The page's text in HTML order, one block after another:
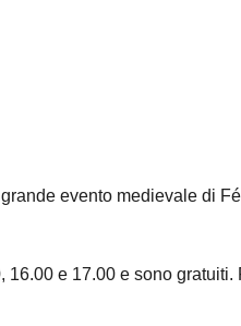
evento medievale di
16.00 e 17.00 e sono